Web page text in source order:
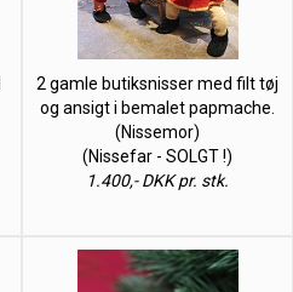
2 gamle butiksnisser med filt tøj
og ansigt i bemalet papmache.
(Nissemor)
(Nissefar - SOLGT !)
1.400,- DKK pr. stk.